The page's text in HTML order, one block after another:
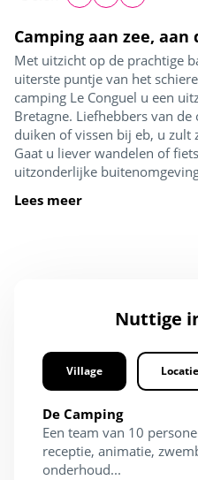
Camping aan zee,
Met uitzicht op de prachtige
uiterste puntje van het
camping Le Conguel u een
Bretagne. Liefhebbers van
duiken of vissen bij eb, u zult
Gaat u liever wandelen of
uitzonderlijke
Lees meer
Nuttige
Village Locatie
De Camping
Een team van 10
receptie, animatie,
onderhoud...